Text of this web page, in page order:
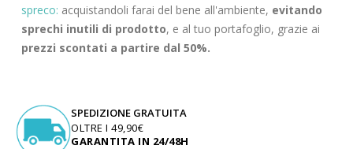
spreco: acquistandoli farai del bene all'ambiente, evitando
sprechi inutili di prodotto, e al tuo portafoglio, grazie ai
prezzi scontati a partire dal 50%.
SPEDIZIONE GRATUITA
OLTRE I 49,90€
GARANTITA IN 24/48H